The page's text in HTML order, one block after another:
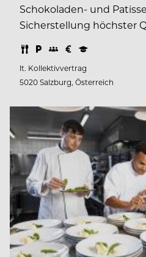
Schokoladen- und
Sicherstellung höchster
lt. Kollektivvertrag
5020 Salzburg, Österreich